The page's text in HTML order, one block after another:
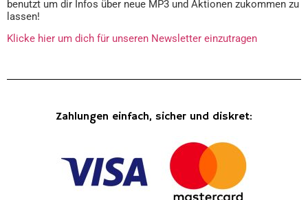
benutzt um dir Infos über neue MP3 und Aktionen zukommen zu
lassen!
Klicke hier um dich für unseren Newsletter einzutragen
Zahlungen einfach, sicher und diskret: